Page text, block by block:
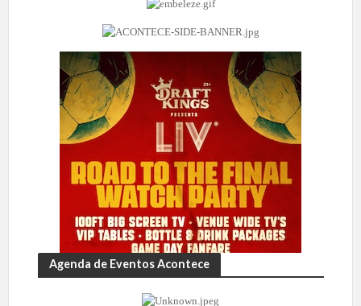
Agenda de Eventos Acontece